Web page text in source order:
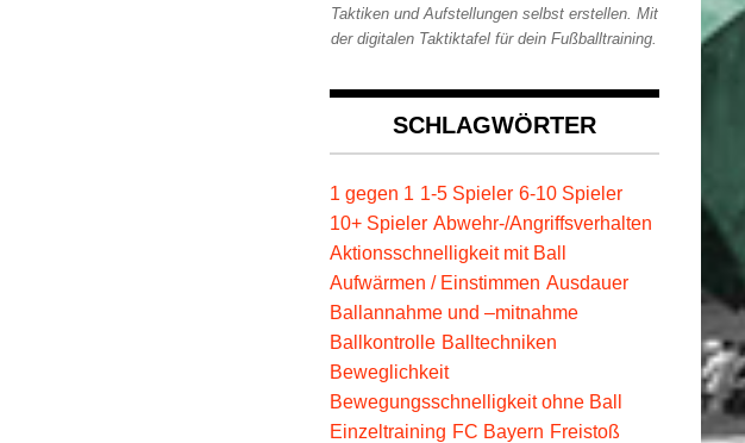
Taktiken und Aufstellungen selbst erstellen. Mit
der digitalen Taktiktafel für dein Fußballtraining.
SCHLAGWÖRTER
1 gegen 1 1-5 Spieler 6-10 Spieler
10+ Spieler Abwehr-/Angriffsverhalten
Aktionsschnelligkeit mit Ball
Aufwärmen / Einstimmen Ausdauer
Ballannahme und –mitnahme
Ballkontrolle Balltechniken
Beweglichkeit
Bewegungsschnelligkeit ohne Ball
Einzeltraining FC Bayern Freistoß